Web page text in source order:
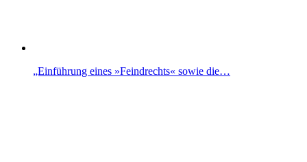
„Einführung eines »Feindrechts« sowie die…